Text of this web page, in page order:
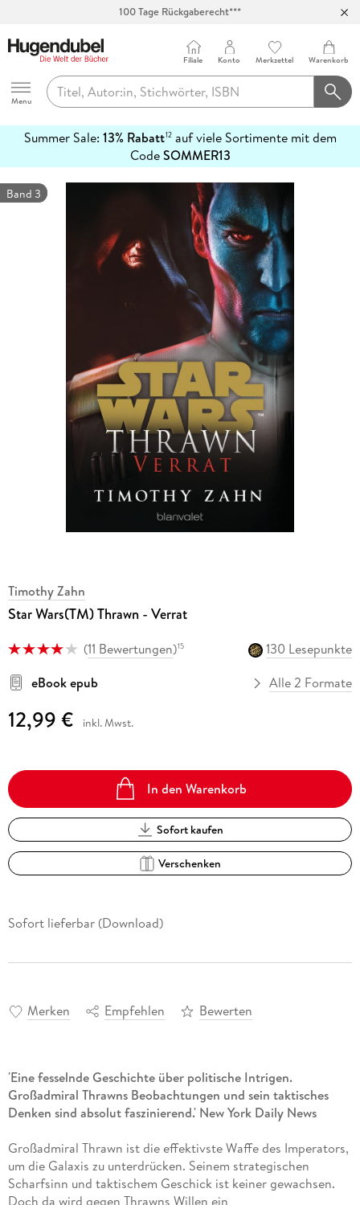
100 Tage Rückgaberecht***
Hugendubel
Menu
Filiale Konto Merkzettel Warenkorb
Summer Sale: 13% Rabatt12auf viele Sortimente mit dem
CodeSOMMER13
erfahren
Band 3
Timothy Zahn
Star Wars(TM) Thrawn - Verrat
(11 Bewertungen)15
130 Lesepunkte
eBook epub
Alle 2 Formate
12,99 € inkl. Mwst.
In den Warenkorb
Sofort kaufen
Verschenken
Sofort lieferbar (Download)
Merken Empfehlen Bewerten
'Eine fesselnde Geschichte über politische Intrigen.
Großadmiral Thrawns Beobachtungen und sein taktisches
Denken sind absolut faszinierend.' New York Daily News
Großadmiral Thrawn ist die effektivste Waffe des Imperators,
um die Galaxis zu unterdrücken. Seinem strategischen
Scharfsinn und taktischem Geschick ist keiner gewachsen.
Doch da wird gegen Thrawns Willen ein